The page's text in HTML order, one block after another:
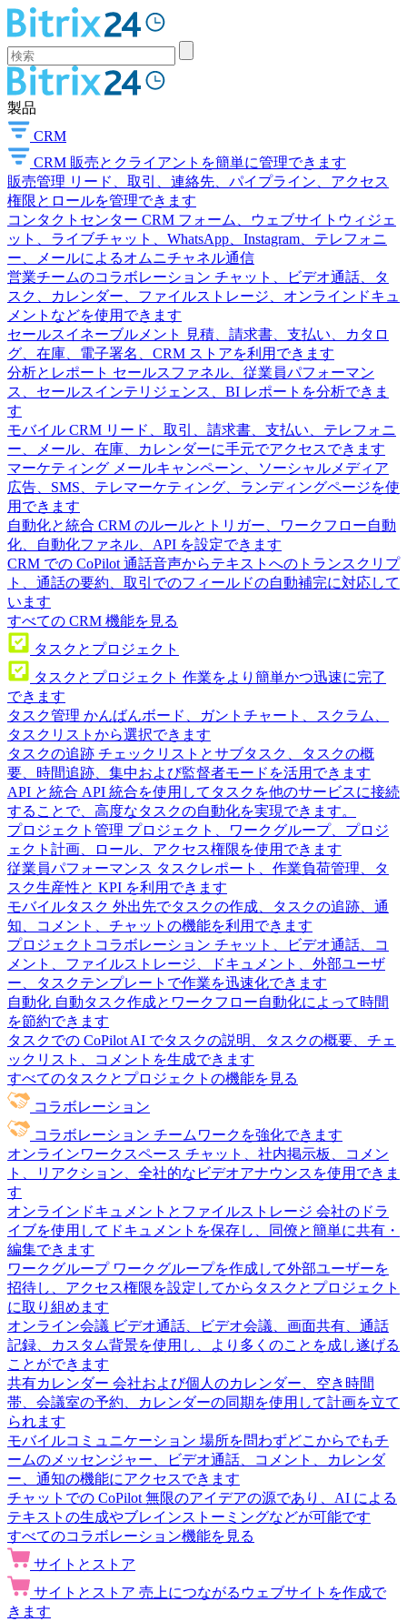
製品
CRM
CRM 販売とクライアントを簡単に管理できます
販売管理 リード、取引、連絡先、パイプライン、アクセス
権限とロールを管理できます
コンタクトセンター CRM フォーム、ウェブサイトウィジェ
ット、ライブチャット、WhatsApp、Instagram、テレフォニ
ー、メールによるオムニチャネル通信
営業チームのコラボレーション チャット、ビデオ通話、タ
スク、カレンダー、ファイルストレージ、オンラインドキュ
メントなどを使用できます
セールスイネーブルメント
見積、請求書、支払い、カタロ
グ、在庫、電子署名、CRM ストアを利用できます
分析とレポート セールスファネル、従業員パフォーマン
ス、セールスインテリジェンス、BI レポートを分析できま
す
モバイル CRM リード、取引、請求書、支払い、テレフォニ
ー、メール、在庫、カレンダーに手元でアクセスできます
マーケティング メールキャンペーン、ソーシャルメディア
広告、SMS、テレマーケティング、ランディングページを使
用できます
自動化と統合 CRM のルールとトリガー、ワークフロー自動
化、自動化ファネル、API を設定できます
CRM での CoPilot 通話音声からテキストへのトランスクリプ
ト、通話の要約、取引でのフィールドの自動補完に対応して
います
すべての CRM 機能を見る
タスクとプロジェクト
タスクとプロジェクト 作業をより簡単かつ迅速に完了
できます
タスク管理 かんばんボード、ガントチャート、スクラム、
タスクリストから選択できます
タスクの追跡 チェックリストとサブタスク、タスクの概
要、時間追跡、集中および監督者モードを活用できます
API と統合 API 統合を使用してタスクを他のサービスに接続
することで、高度なタスクの自動化を実現できます。
プロジェクト管理 プロジェクト、ワークグループ、プロジ
ェクト計画、ロール、アクセス権限を使用できます
従業員パフォーマンス タスクレポート、作業負荷管理、タ
スク生産性と KPI を利用できます
モバイルタスク 外出先でタスクの作成、タスクの追跡、通
知、コメント、チャットの機能を利用できます
プロジェクトコラボレーション チャット、ビデオ通話、コ
メント、ファイルストレージ、ドキュメント、外部ユーザ
ー、タスクテンプレートで作業を迅速化できます
自動化 自動タスク作成とワークフロー自動化によって時間
を節約できます
タスクでの CoPilot AI でタスクの説明、タスクの概要、チェ
ックリスト、コメントを生成できます
すべてのタスクとプロジェクトの機能を見る
コラボレーション
コラボレーション チームワークを強化できます
オンラインワークスペース チャット、社内掲示板、コメン
ト、リアクション、全社的なビデオアナウンスを使用できま
す
オンラインドキュメントとファイルストレージ 会社のドラ
イブを使用してドキュメントを保存し、同僚と簡単に共有・
編集できます
ワークグループ ワークグループを作成して外部ユーザーを
招待し、アクセス権限を設定してからタスクとプロジェクト
に取り組めます
オンライン会議 ビデオ通話、ビデオ会議、画面共有、通話
記録、カスタム背景を使用し、より多くのことを成し遂げる
ことができます
共有カレンダー 会社および個人のカレンダー、空き時間
帯、会議室の予約、カレンダーの同期を使用して計画を立て
られます
モバイルコミュニケーション 場所を問わずどこからでもチ
ームのメッセンジャー、ビデオ通話、コメント、カレンダ
ー、通知の機能にアクセスできます
チャットでの CoPilot 無限のアイデアの源であり、AI による
テキストの生成やブレインストーミングなどが可能です
すべてのコラボレーション機能を見る
サイトとストア
サイトとストア 売上につながるウェブサイトを作成で
きます